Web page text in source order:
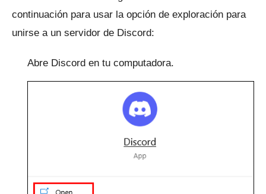
continuación para usar la opción de exploración para
unirse a un servidor de Discord:
Abre Discord en tu computadora.